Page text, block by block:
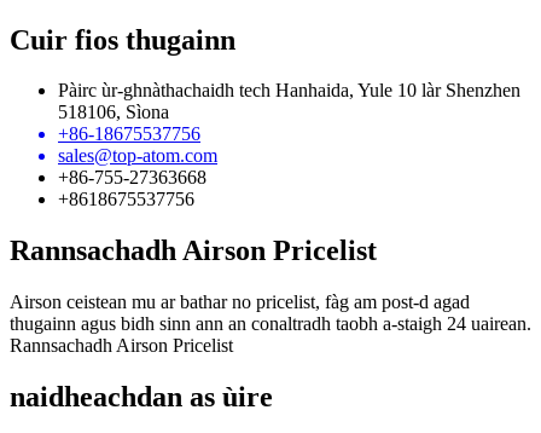
Cuir fios thugainn
Pàirc ùr-ghnàthachaidh tech Hanhaida, Yule 10 làr Shenzhen
518106, Sìona
+86-18675537756
sales@top-atom.com
+86-755-27363668
+8618675537756
Rannsachadh Airson Pricelist
Airson ceistean mu ar bathar no pricelist, fàg am post-d agad
thugainn agus bidh sinn ann an conaltradh taobh a-staigh 24 uairean.
Rannsachadh Airson Pricelist
naidheachdan as ùire